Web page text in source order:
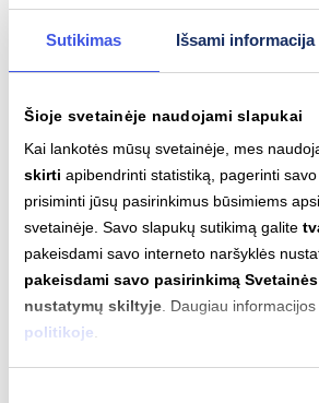
Sutikimas Išsami informacija
Šioje svetainėje naudojami slapukai
Kai lankotės mūsų svetainėje, mes
skirti apibendrinti statistiką, pagerinti
prisiminti jūsų pasirinkimus būsimiems
svetainėje. Savo slapukų sutikimą galite
pakeisdami savo interneto naršyklės
pakeisdami savo pasirinkimą
nustatymų skiltyje. Daugiau
politikoje.
Lėtas įkrovimas (AC)
Type 2
11kW
Greitas
Variklio galia